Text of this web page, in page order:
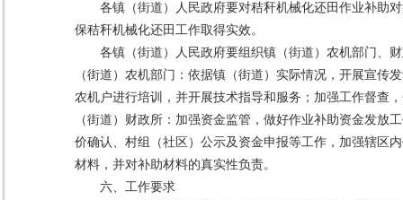
各镇（街道）人民政府要对秸秆机械化还田作业补助
保秸秆机械化还田工作取得实效。
各镇（街道）人民政府要组织镇（街道）农机部门、
（街道）农机部门：依据镇（街道）实际情况，开展宣
农机户进行培训，并开展技术指导和服务；加强工作督查
（街道）财政所：加强资金监管，做好作业补助资金发
价确认、村组（社区）公示及资金申报等工作，加强辖区
材料，并对补助材料的真实性负责。
六、工作要求